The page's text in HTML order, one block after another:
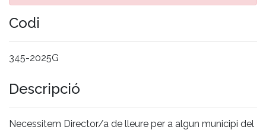
Codi
345-2025G
Descripció
Necessitem Director/a de lleure per a algun municipi del